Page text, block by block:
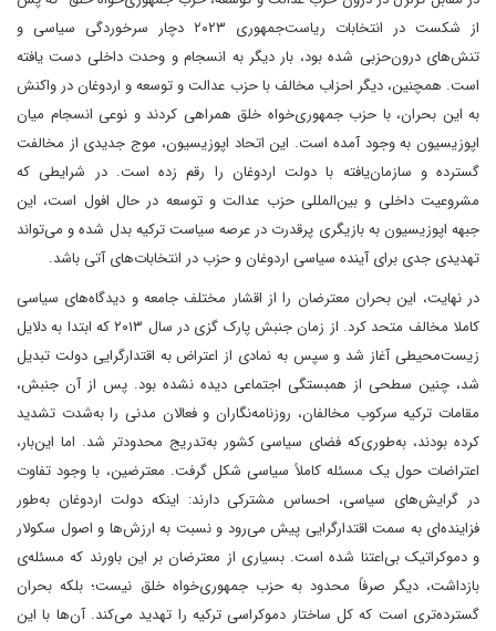
از شکست در انتخابات ریاست‌جمهوری ۲۰۲۳ دچار سرخوردگی سیاسی و
تنش‌های درون‌حزبی شده بود، بار دیگر به انسجام و وحدت داخلی دست یافته
است. همچنین، دیگر احزاب مخالف با حزب عدالت و توسعه و اردوغان در واکنش
به این بحران، با حزب جمهوری‌خواه خلق همراهی کردند و نوعی انسجام میان
اپوزیسیون به وجود آمده است. این اتحاد اپوزیسیون، موج جدیدی از مخالفت
گسترده و سازمان‌یافته با دولت اردوغان را رقم زده است. در شرایطی که
مشروعیت داخلی و بین‌المللی حزب عدالت و توسعه در حال افول است، این
جبهه اپوزیسیون به بازیگری پرقدرت در عرصه سیاست ترکیه بدل شده و می‌تواند
تهدیدی جدی برای آینده سیاسی اردوغان و حزب در انتخابات‌های آتی باشد.
در نهایت، این بحران معترضان را از اقشار مختلف جامعه و دیدگاه‌های سیاسی
کاملا مخالف متحد کرد. از زمان جنبش پارک گزی در سال ۲۰۱۳ که ابتدا به دلایل
زیست‌محیطی آغاز شد و سپس به نمادی از اعتراض به اقتدارگرایی دولت تبدیل
شد، چنین سطحی از همبستگی اجتماعی دیده نشده بود. پس از آن جنبش،
مقامات ترکیه سرکوب مخالفان، روزنامه‌نگاران و فعالان مدنی را به‌شدت تشدید
کرده بودند، به‌طوری‌که فضای سیاسی کشور به‌تدریج محدودتر شد. اما این‌بار،
اعتراضات حول یک مسئله کاملاً سیاسی شکل گرفت. معترضین، با وجود تفاوت
در گرایش‌های سیاسی، احساس مشترکی دارند: اینکه دولت اردوغان به‌طور
فزاینده‌ای به سمت اقتدارگرایی پیش می‌رود و نسبت به ارزش‌ها و اصول سکولار
و دموکراتیک بی‌اعتنا شده است. بسیاری از معترضان بر این باورند که مسئله‌ی
بازداشت، دیگر صرفاً محدود به حزب جمهوری‌خواه خلق نیست؛ بلکه بحران
گسترده‌تری است که کل ساختار دموکراسی ترکیه را تهدید می‌کند. آن‌ها با این